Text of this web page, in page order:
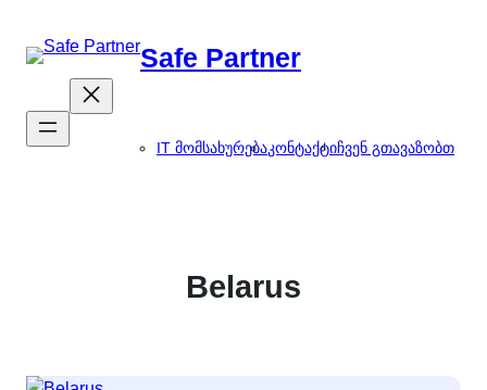
გადასვლა
Safe Partner
IT მომსახურებაკონტაქტიჩვენ გთავაზობთ
Belarus